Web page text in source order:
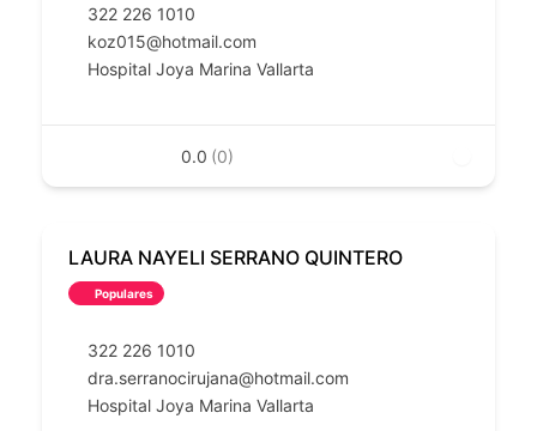
322 226 1010
koz015@hotmail.com
Hospital Joya Marina Vallarta
0.0 (0)
LAURA NAYELI SERRANO QUINTERO
Populares
322 226 1010
dra.serranocirujana@hotmail.com
Hospital Joya Marina Vallarta